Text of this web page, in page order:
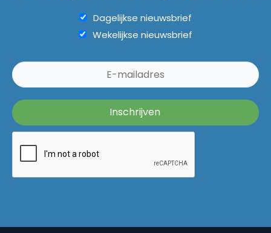
Dagelijkse nieuwsbrief
Wekelijkse nieuwsbrief